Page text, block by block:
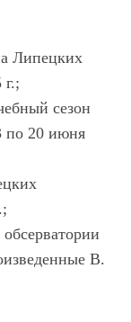
Липецких
сезон
по 20 июня
В.